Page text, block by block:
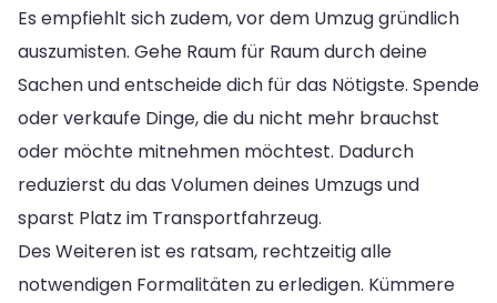
Es empfiehlt sich zudem, vor dem Umzug gründlich
auszumisten. Gehe Raum für Raum durch deine
Sachen und entscheide dich für das Nötigste. Spende
oder verkaufe Dinge, die du nicht mehr brauchst
oder möchte mitnehmen möchtest. Dadurch
reduzierst du das Volumen deines Umzugs und
sparst Platz im Transportfahrzeug.
Des Weiteren ist es ratsam, rechtzeitig alle
notwendigen Formalitäten zu erledigen. Kümmere